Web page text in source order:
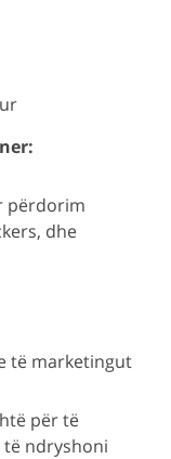
përdorim
dhe
të marketingut
për të
ndryshoni